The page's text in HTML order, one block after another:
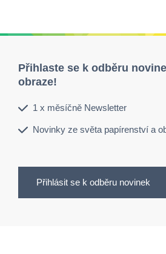
Přihlaste se k odběru
obraze!
1 x měsíčně Newsletter
Novinky ze světa papírenství a
Přihlásit se k odběru novinek